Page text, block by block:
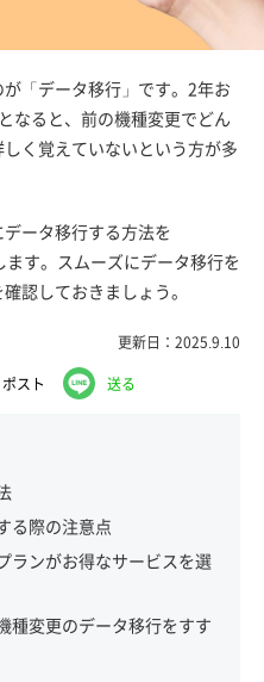
「データ移行」です。2年お
なると、前の機種変更でどん
く覚えていないという方が多
ータ移行する方法を
す。スムーズにデータ移行を
認しておきましょう。
更新日：2025.9.10
ポスト 送る
る際の注意点
ランがお得なサービスを選
種変更のデータ移行をすす